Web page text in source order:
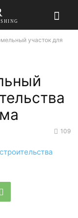
участок для
109